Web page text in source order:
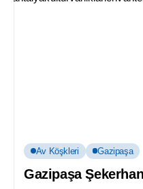
Av Köşkleri Gazipaşa
Gazipaşa